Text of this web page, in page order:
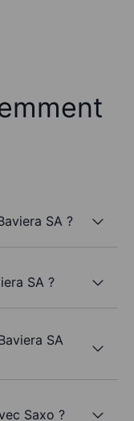
SA ?
SA ?
SA
Saxo ?